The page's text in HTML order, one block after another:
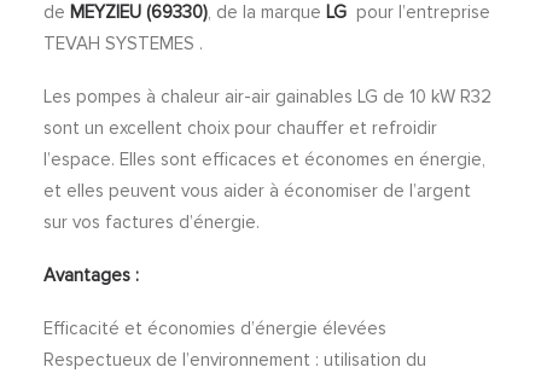
de MEYZIEU (69330), de la marque LG pour l’entreprise
TEVAH SYSTEMES .
Les pompes à chaleur air-air gainables LG de 10 kW R32
sont un excellent choix pour chauffer et refroidir
l’espace. Elles sont efficaces et économes en énergie,
et elles peuvent vous aider à économiser de l’argent
sur vos factures d’énergie.
Avantages :
Efficacité et économies d’énergie élevées
Respectueux de l’environnement : utilisation du